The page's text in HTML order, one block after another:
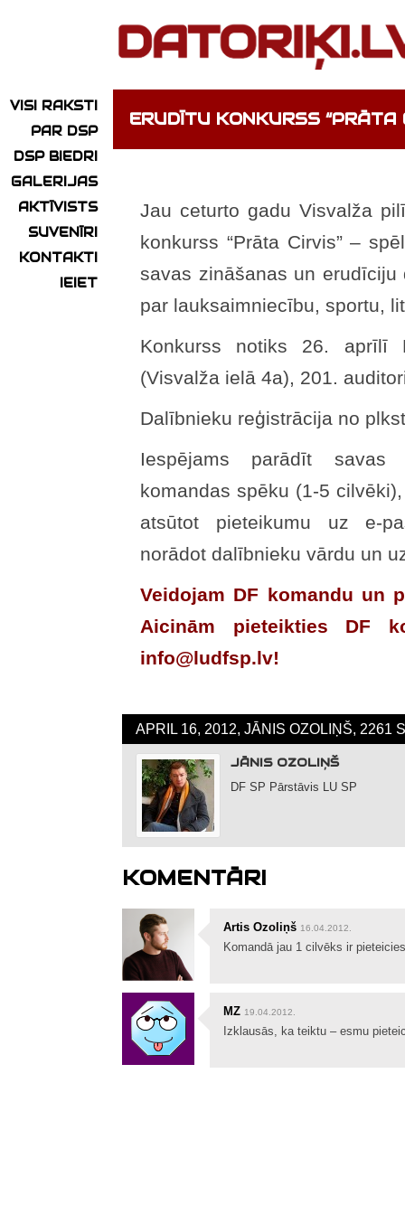
VISI RAKSTI
PAR DSP
DSP BIEDRI
GALERIJAS
AKTĪVISTS
SUVENĪRI
KONTAKTI
IEIET
ERUDĪTU KONKURSS “PRĀTA
Jau ceturto gadu Visvalža
konkurss “Prāta Cirvis” –
savas zināšanas un erudīciju
par lauksaimniecību, sportu,
Konkurss notiks 26. aprīlī
(Visvalža ielā 4a), 201.
Dalībnieku reģistrācija no
Iespējams parādīt savas
komandas spēku (1-5
atsūtot pieteikumu uz e-
norādot dalībnieku vārdu un
Veidojam DF komandu un
Aicinām pieteikties DF
info@ludfsp.lv!
APRIL 16, 2012, JĀNIS OZOLIŅŠ, 2261
JĀNIS OZOLIŅŠ
DF SP Pārstāvis LU SP
KOMENTĀRI
Artis Ozoliņš 16.04.2012.
Komandā jau 1 cilvēks ir
MZ 19.04.2012.
Izklausās, ka teiktu – esmu